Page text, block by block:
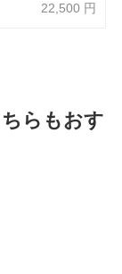
22,500 円
らもおす